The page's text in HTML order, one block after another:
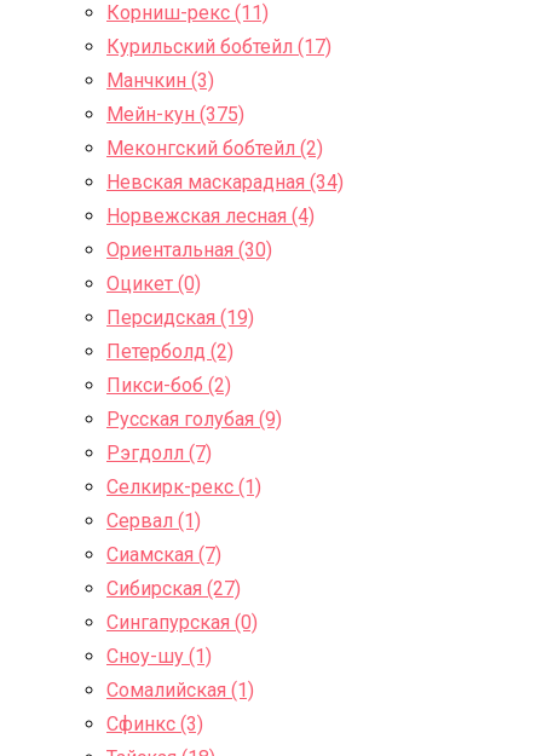
Корниш-рекс (11)
Курильский бобтейл (17)
Манчкин (3)
Мейн-кун (375)
Меконгский бобтейл (2)
Невская маскарадная (34)
Норвежская лесная (4)
Ориентальная (30)
Оцикет (0)
Персидская (19)
Петерболд (2)
Пикси-боб (2)
Русская голубая (9)
Рэгдолл (7)
Селкирк-рекс (1)
Сервал (1)
Сиамская (7)
Сибирская (27)
Сингапурская (0)
Сноу-шу (1)
Сомалийская (1)
Сфинкс (3)